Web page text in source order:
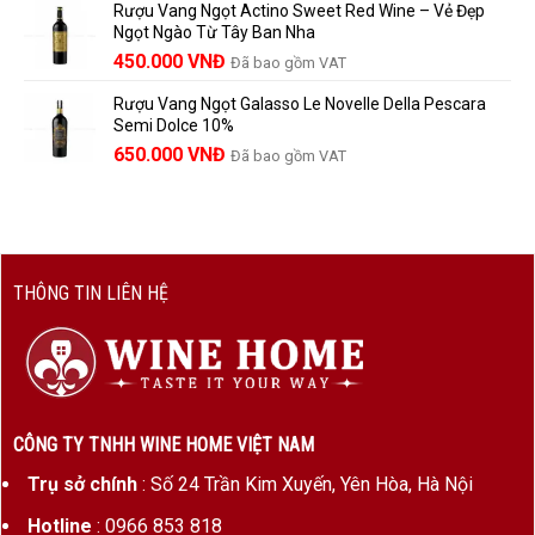
là:
1.529.000 VNĐ.
tại
là:
1.390.000 VNĐ.
Rượu Vang Ngọt Actino Sweet Red Wine – Vẻ Đẹp
Ngọt Ngào Từ Tây Ban Nha
450.000 VNĐ Đã bao gồm VAT
Rượu Vang Ngọt Galasso Le Novelle Della Pescara
Semi Dolce 10%
650.000 VNĐ Đã bao gồm VAT
THÔNG TIN LIÊN HỆ
CÔNG TY TNHH WINE HOME VIỆT NAM
Trụ sở chính: Số 24 Trần Kim Xuyến, Yên Hòa, Hà Nội
Hotline : 0966 853 818